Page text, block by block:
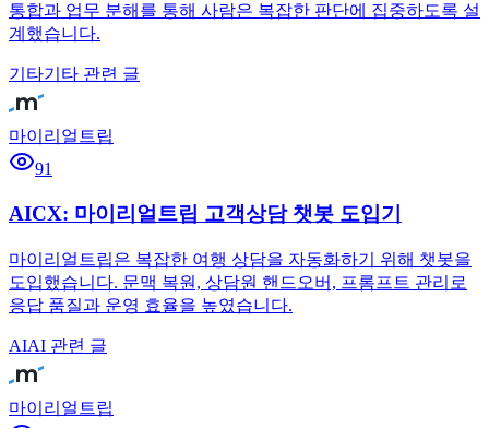
통합과 업무 분해를 통해 사람은 복잡한 판단에 집중하도록 설
계했습니다.
기타기타 관련 글
마이리얼트립
91
AICX: 마이리얼트립 고객상담 챗봇 도입기
마이리얼트립은 복잡한 여행 상담을 자동화하기 위해 챗봇을
도입했습니다. 문맥 복원, 상담원 핸드오버, 프롬프트 관리로
응답 품질과 운영 효율을 높였습니다.
AIAI 관련 글
마이리얼트립